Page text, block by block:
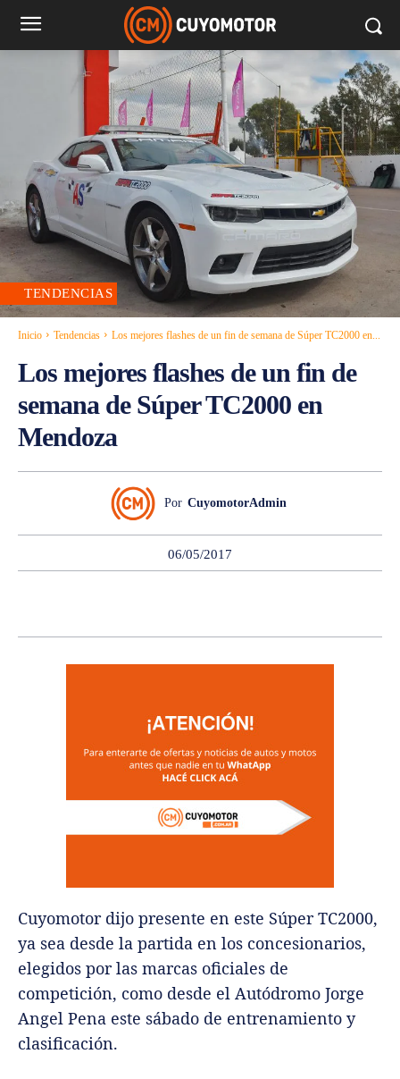
TENDENCIAS
Inicio Tendencias Los mejores flashes de un fin de semana de Súper TC2000 en...
Los mejores flashes de un fin de
semana de Súper TC2000 en
Mendoza
Por CuyomotorAdmin
06/05/2017
Cuyomotor dijo presente en este Súper TC2000,
ya sea desde la partida en los concesionarios,
elegidos por las marcas oficiales de
competición, como desde el Autódromo Jorge
Angel Pena este sábado de entrenamiento y
clasificación.